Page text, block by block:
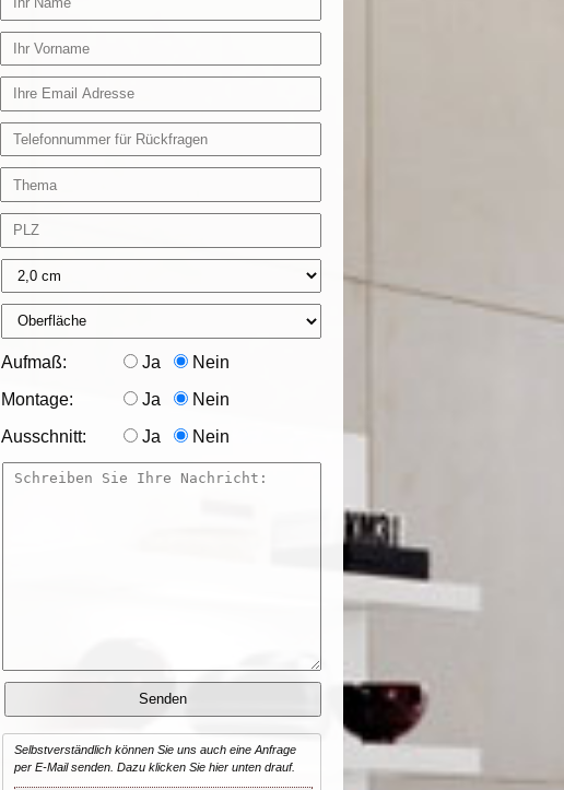
Aufmaß: Ja Nein
Montage: Ja Nein
Ausschnitt: Ja Nein
Selbstverständlich können Sie uns auch eine Anfrage
per E-Mail senden. Dazu klicken Sie hier unten drauf.